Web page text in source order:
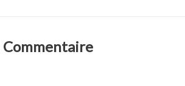
Commentaire